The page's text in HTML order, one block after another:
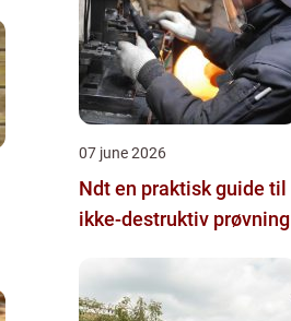
07 june 2026
Ndt en praktisk guide til
ikke-destruktiv prøvning